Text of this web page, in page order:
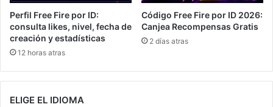
Perfil Free Fire por ID:
consulta likes, nivel, fecha de
creación y estadísticas
12 horas atras
Código Free Fire por ID 2026:
Canjea Recompensas Gratis
2 días atras
ELIGE EL IDIOMA